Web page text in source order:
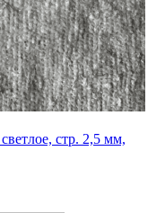
стр. 2,5 мм,